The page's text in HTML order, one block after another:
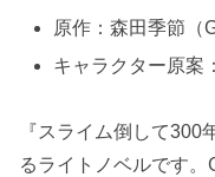
原作：森田季節（
キャラクター原案
『スライム倒して300
るライトノベルです